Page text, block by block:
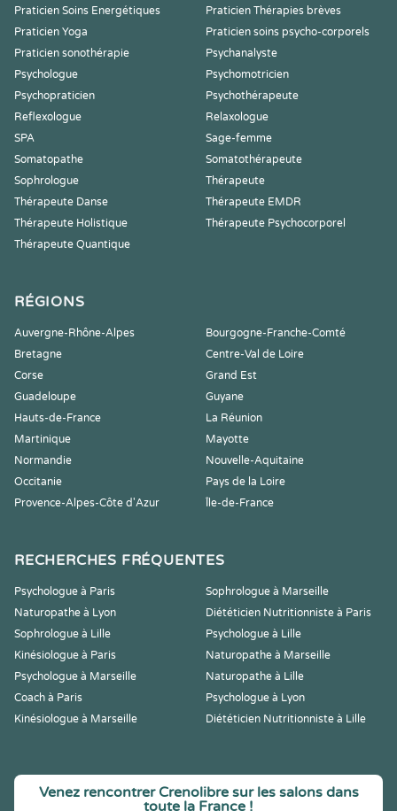
Praticien Soins Energétiques
Praticien Thérapies brèves
Praticien Yoga
Praticien soins psycho-corporels
Praticien sonothérapie
Psychanalyste
Psychologue
Psychomotricien
Psychopraticien
Psychothérapeute
Reflexologue
Relaxologue
SPA
Sage-femme
Somatopathe
Somatothérapeute
Sophrologue
Thérapeute
Thérapeute Danse
Thérapeute EMDR
Thérapeute Holistique
Thérapeute Psychocorporel
Thérapeute Quantique
RÉGIONS
Auvergne-Rhône-Alpes
Bourgogne-Franche-Comté
Bretagne
Centre-Val de Loire
Corse
Grand Est
Guadeloupe
Guyane
Hauts-de-France
La Réunion
Martinique
Mayotte
Normandie
Nouvelle-Aquitaine
Occitanie
Pays de la Loire
Provence-Alpes-Côte d'Azur
Île-de-France
RECHERCHES FRÉQUENTES
Psychologue à Paris
Sophrologue à Marseille
Naturopathe à Lyon
Diététicien Nutritionniste à Paris
Sophrologue à Lille
Psychologue à Lille
Kinésiologue à Paris
Naturopathe à Marseille
Psychologue à Marseille
Naturopathe à Lille
Coach à Paris
Psychologue à Lyon
Kinésiologue à Marseille
Diététicien Nutritionniste à Lille
Venez rencontrer Crenolibre sur les salons dans
toute la France !